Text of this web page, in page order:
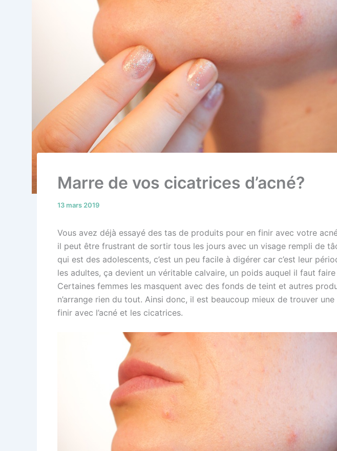
Marre de vos cicatrices d’acné?
13 mars 2019
Vous avez déjà essayé des tas de produits pour en finir avec votre
il peut être frustrant de sortir tous les jours avec un visage rempli de
qui est des adolescents, c’est un peu facile à digérer car c’est leur
les adultes, ça devient un véritable calvaire, un poids auquel il faut
Certaines femmes les masquent avec des fonds de teint et autres
n’arrange rien du tout. Ainsi donc, il est beaucoup mieux de trouver
finir avec l’acné et les cicatrices.